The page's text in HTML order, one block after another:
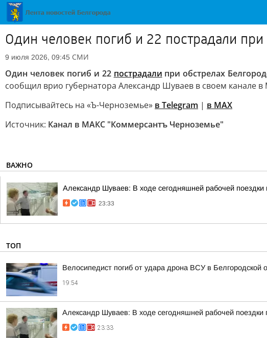
Один человек погиб и 22 пострадали при
9 июля 2026, 09:45 СМИ
Один человек погиб и 22 пострадали при обстрелах
сообщил врио губернатора Александр Шуваев в своем канале в
Подписывайтесь на «Ъ-Черноземье» в Telegram | в MAX
Источник: Канал в МАКС "Коммерсантъ Черноземье"
ВАЖНО
Александр Шуваев: В ходе сегодняшней рабочей поездки
23:33
ТОП
Велосипедист погиб от удара дрона ВСУ в Белгородской
19:54
Александр Шуваев: В ходе сегодняшней рабочей поездки
23:33